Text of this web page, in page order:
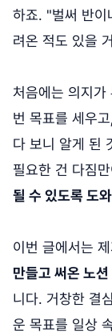
하죠. "벌써 반이
려온 적도 있을
처음에는 의지가
번 목표를 세우
다 보니 알게 된
필요한 건 다짐
될 수 있도록 도
이번 글에서는
만들고 써온 노
니다. 거창한 결
운 목표를 일상